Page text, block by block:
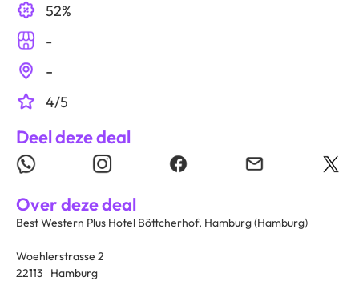
52%
-
-
4/5
Deel deze deal
Over deze deal
Best Western Plus Hotel Böttcherhof, Hamburg (Hamburg)
Woehlerstrasse 2
22113 Hamburg